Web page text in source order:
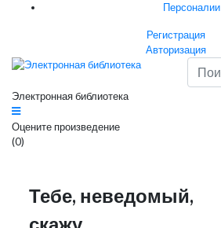
Персоналии
Регистрация
Авторизация
Электронная библиотека
Оцените произведение
(0)
Тебе, неведомый,